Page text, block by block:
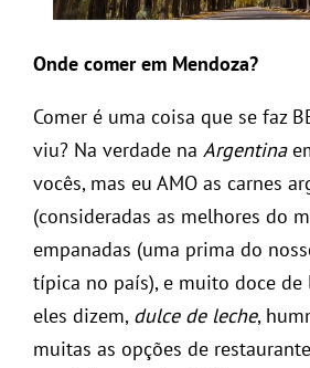
Onde comer em Mendoza?
Comer é uma coisa que se faz
viu? Na verdade na Argentina
vocês, mas eu AMO as carnes
(consideradas as melhores do
empanadas (uma prima do
típica no país), e muito doce de
eles dizem, dulce de leche,
muitas as opções de